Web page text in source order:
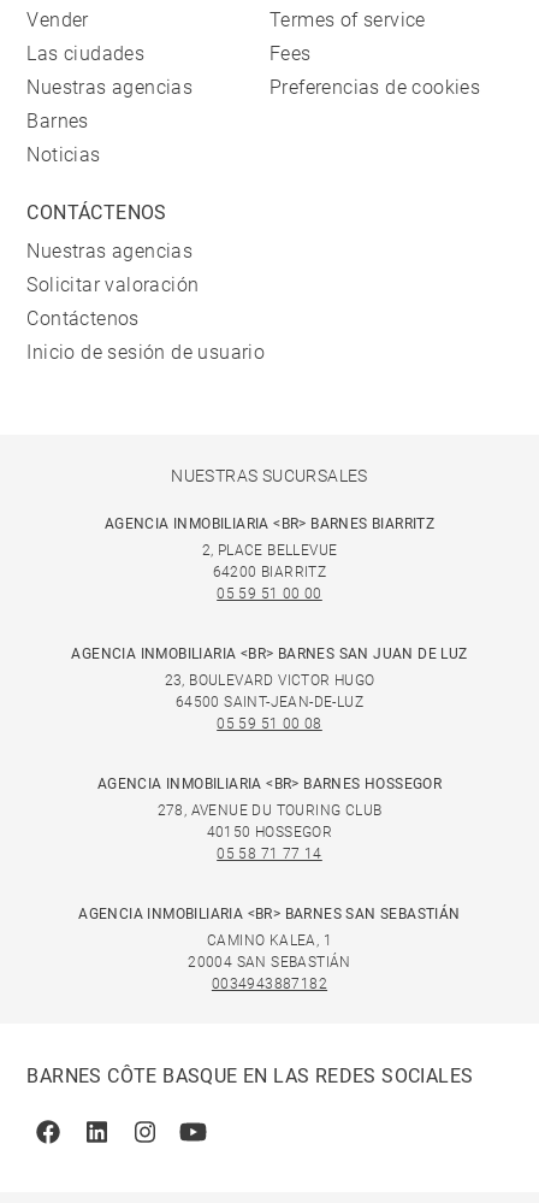
Vender
Las ciudades
Nuestras agencias
Barnes
Noticias
Termes of service
Fees
Preferencias de cookies
CONTÁCTENOS
Nuestras agencias
Solicitar valoración
Contáctenos
Inicio de sesión de usuario
NUESTRAS SUCURSALES
AGENCIA INMOBILIARIA <BR> BARNES BIARRITZ
2, PLACE BELLEVUE
64200 BIARRITZ
05 59 51 00 00
AGENCIA INMOBILIARIA <BR> BARNES SAN JUAN DE LUZ
23, BOULEVARD VICTOR HUGO
64500 SAINT-JEAN-DE-LUZ
05 59 51 00 08
AGENCIA INMOBILIARIA <BR> BARNES HOSSEGOR
278, AVENUE DU TOURING CLUB
40150 HOSSEGOR
05 58 71 77 14
AGENCIA INMOBILIARIA <BR> BARNES SAN SEBASTIÁN
CAMINO KALEA, 1
20004 SAN SEBASTIÁN
0034943887182
BARNES CÔTE BASQUE EN LAS REDES SOCIALES
FacebookLinkedinInstagramYoutube